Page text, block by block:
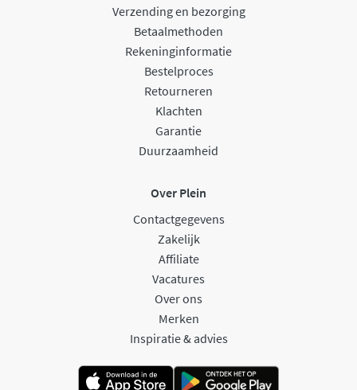
Verzending en bezorging
Betaalmethoden
Rekeninginformatie
Bestelproces
Retourneren
Klachten
Garantie
Duurzaamheid
Over Plein
Contactgegevens
Zakelijk
Affiliate
Vacatures
Over ons
Merken
Inspiratie & advies